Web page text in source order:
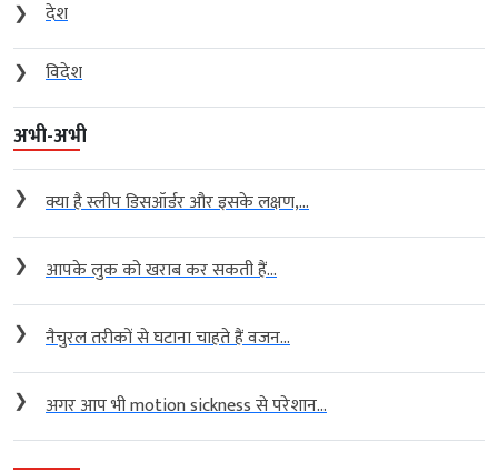
❯
देश
❯
विदेश
अभी-अभी
❯ क्या है स्लीप डिसऑर्डर और इसके लक्षण,...
❯ आपके लुक को खराब कर सकती हैं...
❯ नैचुरल तरीकों से घटाना चाहते हैं वजन...
❯ अगर आप भी motion sickness से परेशान...